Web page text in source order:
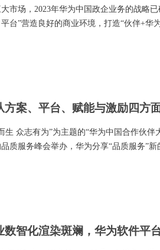
市场，2023年华为中国政企业务的战略
台”营造良好的商业环境，打造“伙伴+华
方案、平台、赋能与激励四方
生 众志有为”为主题的“华为中国合作伙
质服务峰会举办，华为分享“品质服务”
数智化渲染斑斓，华为软件平